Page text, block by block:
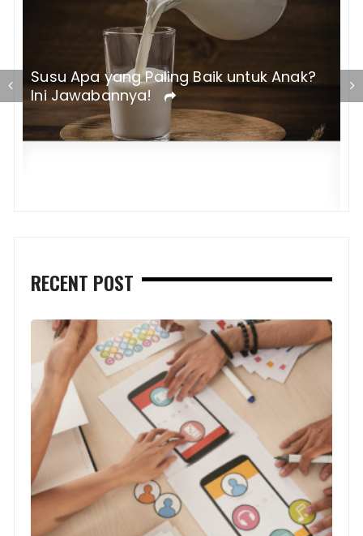
Susu Apa yang Paling Baik untuk Anak?
Ini Jawabannya!
RECENT POST